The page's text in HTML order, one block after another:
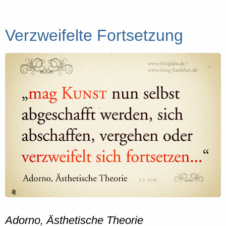
Verzweifelte Fortsetzung
Adorno, Ästhetische Theorie